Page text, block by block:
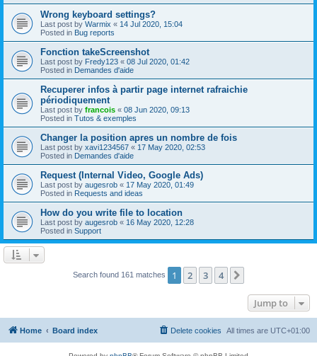
Wrong keyboard settings?
Last post by Warmix « 14 Jul 2020, 15:04
Posted in Bug reports
Fonction takeScreenshot
Last post by Fredy123 « 08 Jul 2020, 01:42
Posted in Demandes d'aide
Recuperer infos à partir page internet rafraichie
périodiquement
Last post by francois « 08 Jun 2020, 09:13
Posted in Tutos & exemples
Changer la position apres un nombre de fois
Last post by xavi1234567 « 17 May 2020, 02:53
Posted in Demandes d'aide
Request (Internal Video, Google Ads)
Last post by augesrob « 17 May 2020, 01:49
Posted in Requests and ideas
How do you write file to location
Last post by augesrob « 16 May 2020, 12:28
Posted in Support
Search found 161 matches 1 2 3 4
Jump to
Home Board index All times are UTC+01:00
Delete cookies